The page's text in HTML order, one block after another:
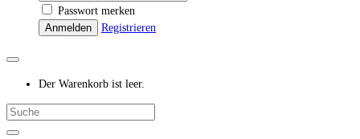
Passwort merken
Anmelden
Registrieren
Der Warenkorb ist leer.